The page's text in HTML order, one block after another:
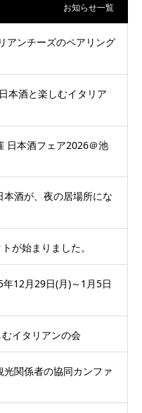
お知らせ一覧
アンチーズのペアリング
本酒と楽しむイタリア
日本酒フェア2026＠池
本酒が、夜の居場所にな
が始まりました。
12月29日(月)～1月5日
むイタリアンの会
関係者の協同カンファ